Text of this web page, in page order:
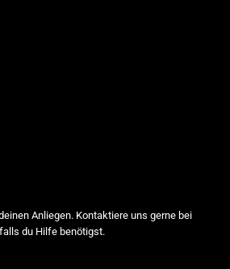
Anliegen. Kontaktiere uns gerne bei
du Hilfe benötigst.